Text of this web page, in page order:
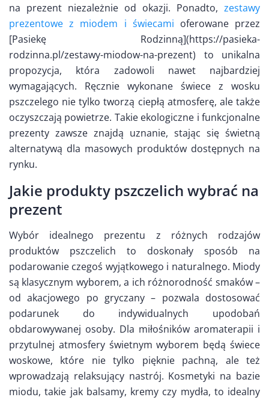
na prezent niezależnie od okazji. Ponadto, zestawy
prezentowe z miodem i świecami oferowane przez
[Pasiekę Rodzinną](https://pasieka-
rodzinna.pl/zestawy-miodow-na-prezent) to unikalna
propozycja, która zadowoli nawet najbardziej
wymagających. Ręcznie wykonane świece z wosku
pszczelego nie tylko tworzą ciepłą atmosferę, ale także
oczyszczają powietrze. Takie ekologiczne i funkcjonalne
prezenty zawsze znajdą uznanie, stając się świetną
alternatywą dla masowych produktów dostępnych na
rynku.
Jakie produkty pszczelich wybrać na
prezent
Wybór idealnego prezentu z różnych rodzajów
produktów pszczelich to doskonały sposób na
podarowanie czegoś wyjątkowego i naturalnego. Miody
są klasycznym wyborem, a ich różnorodność smaków –
od akacjowego po gryczany – pozwala dostosować
podarunek do indywidualnych upodobań
obdarowywanej osoby. Dla miłośników aromaterapii i
przytulnej atmosfery świetnym wyborem będą świece
woskowe, które nie tylko pięknie pachną, ale też
wprowadzają relaksujący nastrój. Kosmetyki na bazie
miodu, takie jak balsamy, kremy czy mydła, to idealny